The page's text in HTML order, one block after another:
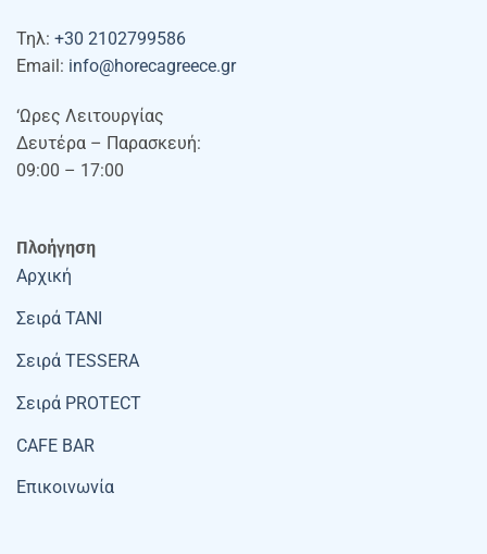
Τηλ: +30 2102799586
Email: info@horecagreece.gr
‘Ωρες Λειτουργίας
Δευτέρα – Παρασκευή:
09:00 – 17:00
Πλοήγηση
Αρχική
Σειρά TANI
Σειρά TESSERA
Σειρά PROTECT
CAFE BAR
Επικοινωνία